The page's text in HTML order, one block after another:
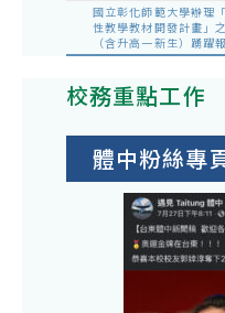
國立彰化師範大學辦理
性教學教材開發計畫」
（含升高一新生）踴躍
校務重點工作
體中粉絲專